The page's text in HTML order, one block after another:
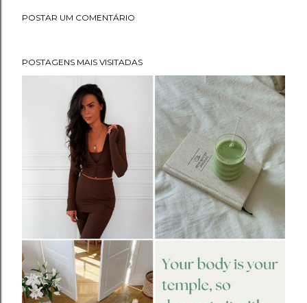
POSTAR UM COMENTÁRIO
POSTAGENS MAIS VISITADAS